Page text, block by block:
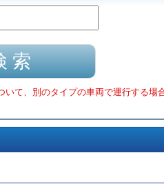
て、別のタイプの車両で運行する場